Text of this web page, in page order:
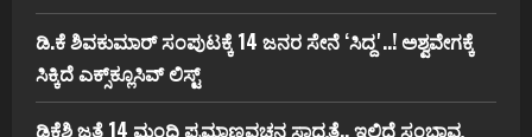
ಡಿ.ಕೆ ಶಿವಕುಮಾರ್‌ ಸಂಪುಟಕ್ಕೆ 14 ಜನರ ಸೇನೆ ʻಸಿದ್ದʼ..! ಅಶ್ವವೇಗಕ್ಕೆ
ಸಿಕ್ಕಿದೆ ಎಕ್ಸ್‌ಕ್ಲೂಸಿವ್‌ ಲಿಸ್ಟ್‌
ಡಿಕೆಶಿ ಜತೆ 14 ಮಂದಿ ಪ್ರಮಾಣವಚನ ಸಾಧ್ಯತೆ.. ಇಲ್ಲಿದೆ ಸಂಭಾವ್ಯ